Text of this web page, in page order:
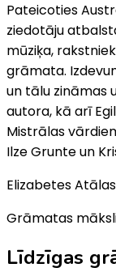
Pateicoties
ziedotāju
mūziķa,
grāmata.
un tālu zināmas
autora, kā arī
Mistrālas
Ilze Grunte un
Elizabetes
Grāmatas
Līdzīgas